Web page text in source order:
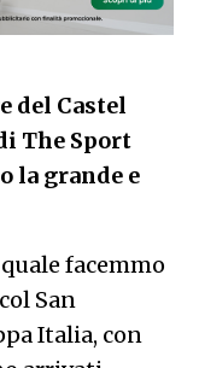
del Castel
The Sport
la grande e
facemmo
San
Italia, con